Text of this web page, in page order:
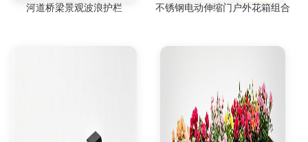
河道桥梁景观波浪护栏 不锈钢电动伸缩门户外花箱组合